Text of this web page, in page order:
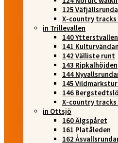
125
X-country tracks
in Trillevallen
140 Ytterstvallen
141 Kulturvändan
142 Välliste runt
143 Ripkalhöjden
144
145
146
X-country tracks
in Ottsjö
160 Älgspåret
161 Platåleden
162